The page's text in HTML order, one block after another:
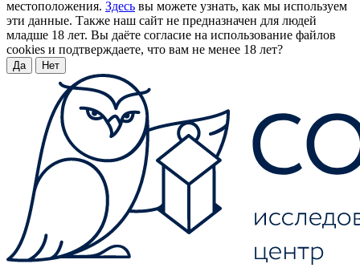
местоположения. Здесь вы можете узнать, как мы используем
эти данные. Также наш сайт не предназначен для людей
младше 18 лет. Вы даёте согласие на использование файлов
cookies и подтверждаете, что вам не менее 18 лет?
Да Нет